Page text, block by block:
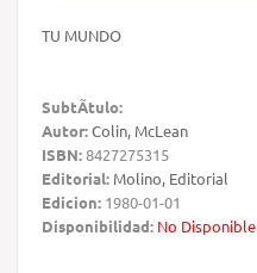
TU MUNDO
SubtÃ­tulo:
Autor:Colin, McLean
ISBN:8427275315
Editorial: Molino, Editorial
Edicion: 1980-01-01
Disponibilidad: No Disponible